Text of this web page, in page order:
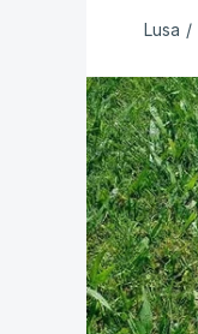
Lusa /